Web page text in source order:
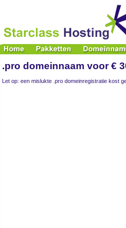
.pro domeinnaam voor €
Let op: een mislukte .pro domeinregistratie kost